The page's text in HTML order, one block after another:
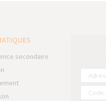
secondaire